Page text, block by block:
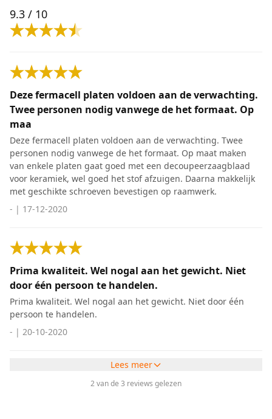
9.3 / 10
Deze fermacell platen voldoen aan de verwachting.
Twee personen nodig vanwege de het formaat. Op
maa
Deze fermacell platen voldoen aan de verwachting. Twee
personen nodig vanwege de het formaat. Op maat maken
van enkele platen gaat goed met een decoupeerzaagblaad
voor keramiek, wel goed het stof afzuigen. Daarna makkelijk
met geschikte schroeven bevestigen op raamwerk.
- | 17-12-2020
Prima kwaliteit. Wel nogal aan het gewicht. Niet
door één persoon te handelen.
Prima kwaliteit. Wel nogal aan het gewicht. Niet door één
persoon te handelen.
- | 20-10-2020
Lees meer
2 van de 3 reviews gelezen